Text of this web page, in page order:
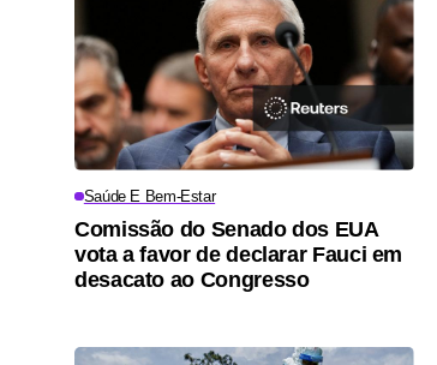
Saúde E Bem-Estar
Comissão do Senado dos EUA
vota a favor de declarar Fauci em
desacato ao Congresso